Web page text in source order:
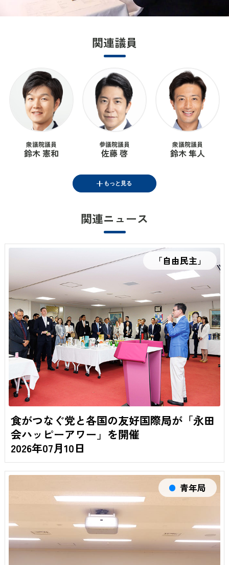
関連議員
衆議院議員
鈴木 憲和
参議院議員
佐藤 啓
衆議院議員
鈴木 隼人
衆議院議員
山口 晋
衆議院議員
もっと見る
関連ニュース
「自由民主」
食がつなぐ党と各国の友好国際局が「永田
会ハッピーアワー」を開催
2026年07月10日
青年局